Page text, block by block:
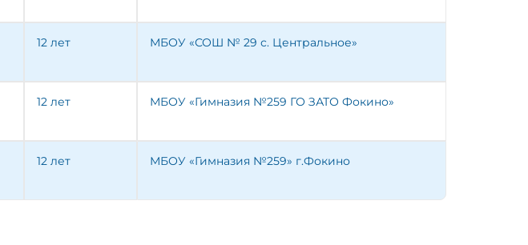
12 лет МБОУ «СОШ № 29 с. Центральное»
12 лет МБОУ «Гимназия №259 ГО ЗАТО Фокино»
12 лет МБОУ «Гимназия №259» г.Фокино